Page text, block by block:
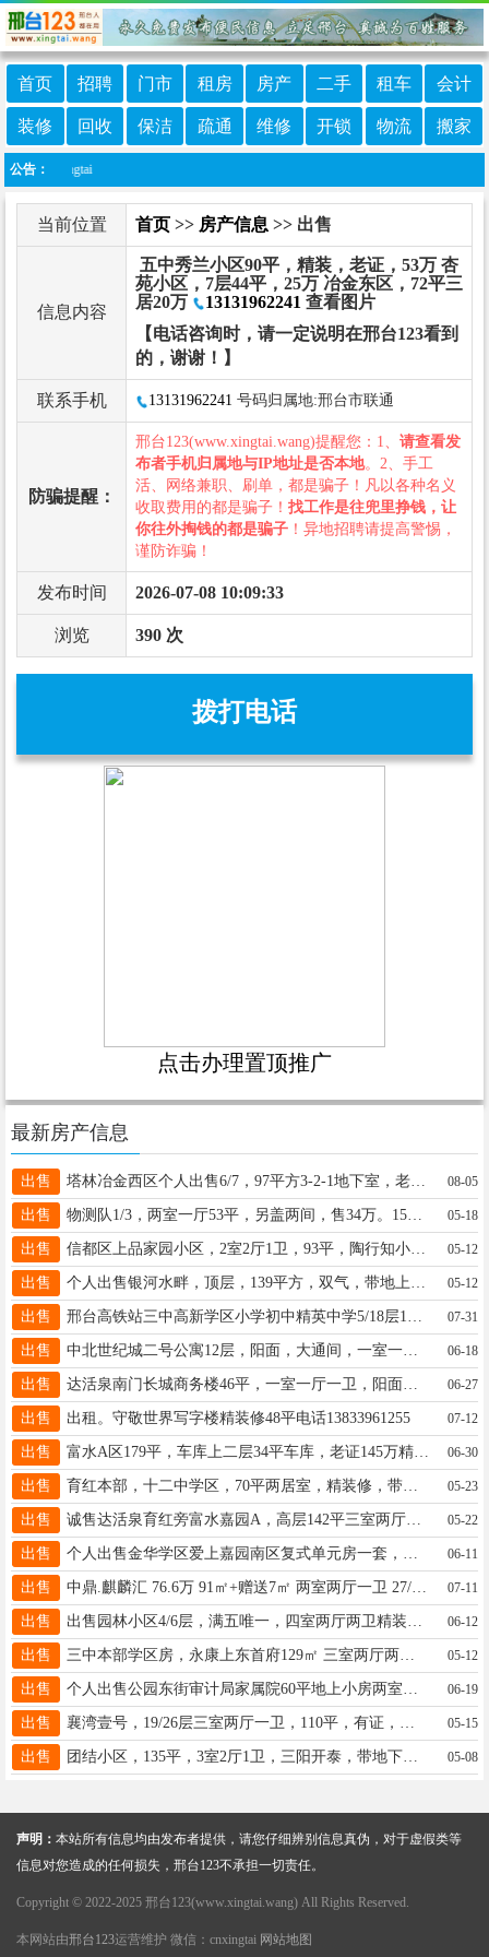
首页 招聘 门市 租房 房产 二手 租车 会计
装修 回收 保洁 疏通 维修 开锁 物流 搬家
公告：
：cnxingtai
当前位置 首页 >> 房产信息 >> 出售
信息内容
五中秀兰小区90平，精装，老证，53万 杏
苑小区，7层44平，25万 冶金东区，72平三
居20万
13131962241 查看图片
【电话咨询时，请一定说明在邢台123看到
的，谢谢！】
联系手机 13131962241 号码归属地:邢台市联通
防骗提醒：
邢台123(www.xingtai.wang)提醒您：1、 请查看发
布者手机归属地与IP地址是否本地。2、手工
活、网络兼职、刷单，都是骗子！凡以各种名义
收取费用的都是骗子！ 找工作是往兜里挣钱，让
你往外掏钱的都是骗子 ！异地招聘请提高警惕，
谨防诈骗！
发布时间 2026-07-08 10:09:33
浏览 390 次
拨打电话
点击办理置顶推广
最新房产信息
出售 塔林冶金西区个人出售6/7，97平方3-2-1地下室，老证满五唯一售45.8万。电话13292183678 查看图片 08-05
出售 物测队1/3，两室一厅53平，另盖两间，售34万。15632916318 05-18
出售 信都区上品家园小区，2室2厅1卫，93平，陶行知小学，达活泉，天一城附近，售价52万，电话13831921709。 05-12
出售 05-12
出售 07-31
出售 中北世纪城二号公寓12层，阳面，大通间，一室一厅一卫，40平，中等装修，出售15万，可更名，电话18713962850 06-18
出售 06-27
出售 出租。守敬世界写字楼精装修48平电话13833961255 07-12
出售 富水A区179平，车库上二层34平车库，老证145万精装18713957365 06-30
出售 育红本部，十二中学区，70平两居室，精装修，带小房，老证没有出让金。。。40来万。。。13903291160 05-23
出售 诚售达活泉育红旁富水嘉园A，高层142平三室两厅两卫，三阳开泰户型，售价69.8万带小13273652656 05-22
出售 06-11
出售 中鼎.麒麟汇 76.6万 91㎡+赠送7㎡ 两室两厅一卫 27/29 13001850211 查看图片 07-11
出售 06-12
出售 05-12
出售 06-19
出售 05-15
出售 团结小区，135平，3室2厅1卫，三阳开泰，带地下室20平，售75万，电话15530945236 05-08
声明： 本站所有信息均由发布者提供，请您仔细辨别信息真伪，对于虚假类等
信息对您造成的任何损失，邢台123不承担一切责任。
Copyright © 2022-2025 邢台123(www.xingtai.wang) All Rights Reserved.
本网站由邢台123运营维护 微信：cnxingtai 网站地图